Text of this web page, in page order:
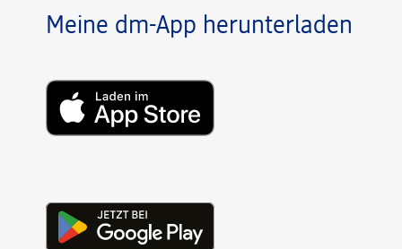
Meine dm-App herunterladen